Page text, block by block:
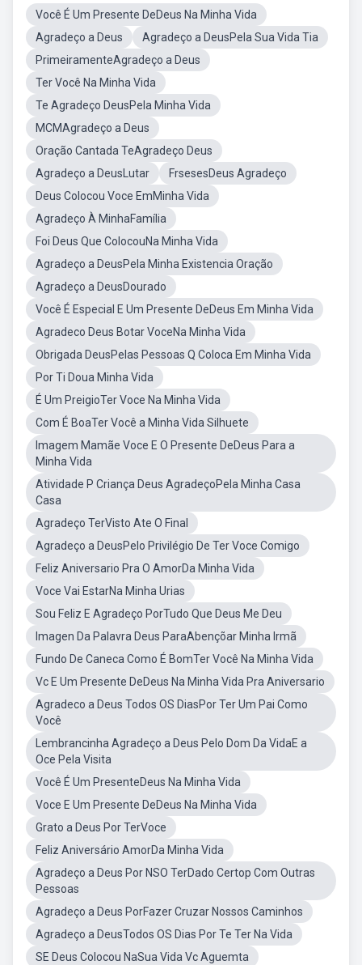
Você É Um Presente DeDeus Na Minha Vida
Agradeço a Deus
Agradeço a DeusPela Sua Vida Tia
PrimeiramenteAgradeço a Deus
Ter Você Na Minha Vida
Te Agradeço DeusPela Minha Vida
MCMAgradeço a Deus
Oração Cantada TeAgradeço Deus
Agradeço a DeusLutar
FrsesesDeus Agradeço
Deus Colocou Voce EmMinha Vida
Agradeço À MinhaFamília
Foi Deus Que ColocouNa Minha Vida
Agradeço a DeusPela Minha Existencia Oração
Agradeço a DeusDourado
Você É Especial E Um Presente DeDeus Em Minha Vida
Agradeco Deus Botar VoceNa Minha Vida
Obrigada DeusPelas Pessoas Q Coloca Em Minha Vida
Por Ti Doua Minha Vida
É Um PreigioTer Voce Na Minha Vida
Com É BoaTer Você a Minha Vida Silhuete
Imagem Mamãe Voce E O Presente DeDeus Para a
Minha Vida
Atividade P Criança Deus AgradeçoPela Minha Casa
Casa
Agradeço TerVisto Ate O Final
Agradeço a DeusPelo Privilégio De Ter Voce Comigo
Feliz Aniversario Pra O AmorDa Minha Vida
Voce Vai EstarNa Minha Urias
Sou Feliz E Agradeço PorTudo Que Deus Me Deu
Imagen Da Palavra Deus ParaAbençõar Minha Irmã
Fundo De Caneca Como É BomTer Você Na Minha Vida
Vc E Um Presente DeDeus Na Minha Vida Pra Aniversario
Agradeco a Deus Todos OS DiasPor Ter Um Pai Como
Você
Lembrancinha Agradeço a Deus Pelo Dom Da VidaE a
Oce Pela Visita
Você É Um PresenteDeus Na Minha Vida
Voce E Um Presente DeDeus Na Minha Vida
Grato a Deus Por TerVoce
Feliz Aniversário AmorDa Minha Vida
Agradeço a Deus Por NSO TerDado Certop Com Outras
Pessoas
Agradeço a Deus PorFazer Cruzar Nossos Caminhos
Agradeço a DeusTodos OS Dias Por Te Ter Na Vida
SE Deus Colocou NaSua Vida Vc Aguemta